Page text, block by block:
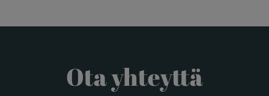
Ota yhteyttä